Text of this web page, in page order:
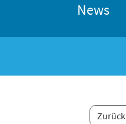
News
Zurück